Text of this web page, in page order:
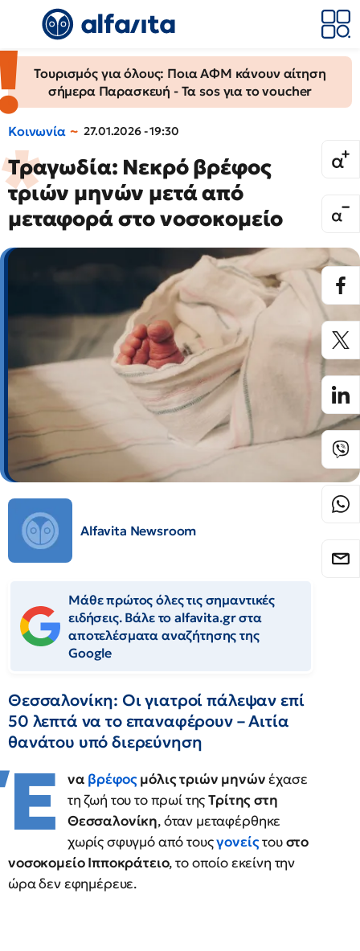
Τουρισμός για όλους: Ποια ΑΦΜ κάνουν αίτηση
σήμερα Παρασκευή - Τα sos για το voucher
Κοινωνία 27.01.2026 - 19:30
Τραγωδία: Νεκρό βρέφος
τριών μηνών μετά από
μεταφορά στο νοσοκομείο
Alfavita Newsroom
Μάθε πρώτος όλες τις σημαντικές
ειδήσεις. Βάλε το alfavita.gr στα
αποτελέσματα αναζήτησης της
Google
Θεσσαλονίκη: Οι γιατροί πάλεψαν επί
50 λεπτά να το επαναφέρουν – Αιτία
θανάτου υπό διερεύνηση
Έ να βρέφοςμόλις τριών μηνώνέχασε
τη ζωή του το πρωί τηςΤρίτης στη
Θεσσαλονίκη, όταν μεταφέρθηκε
χωρίς σφυγμό από τουςγονείςτουστο
νοσοκομείο Ιπποκράτειο, το οποίο εκείνη την
ώρα δεν εφημέρευε.